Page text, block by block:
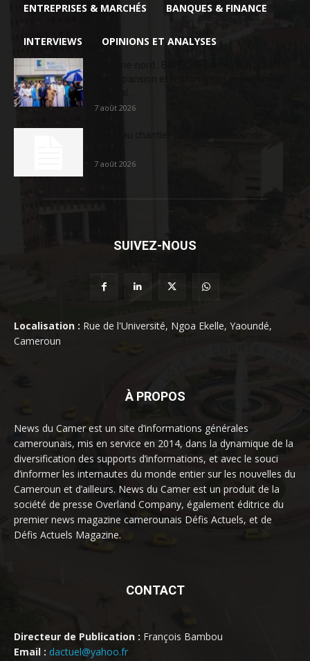
ENTREPRISES & MARCHÉS BANQUES & FINANCE
INTERVIEWS OPINIONS ET ANALYSES
7 août 2026
7 août 2026
SUIVEZ-NOUS
Localisation : Rue de l'Université, Ngoa Ekelle, Yaoundé,
Cameroun
À PROPOS
News du Camer est un site d’informations générales
camerounais, mis en service en 2014, dans la dynamique de la
diversification des supports d’informations, et avec le souci
d’informer les internautes du monde entier sur les nouvelles du
Cameroun et d’ailleurs. News du Camer est un produit de la
société de presse Overland Company, également éditrice du
premier news magazine camerounais Défis Actuels, et de
Défis Actuels Magazine.
CONTACT
Directeur de Publication : François Bambou
Email : dactuel@yahoo.fr